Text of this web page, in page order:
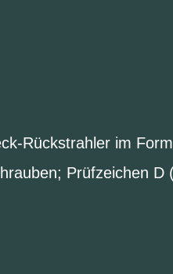
Rückstrahler im
Prüfzeichen D